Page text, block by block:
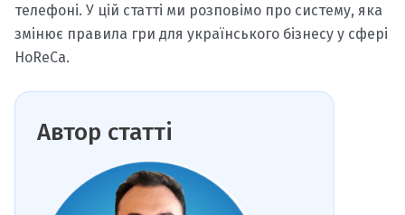
телефоні. У цій статті ми розповімо про систему, яка
змінює правила гри для українського бізнесу у сфері
HoReCa.
Автор статті